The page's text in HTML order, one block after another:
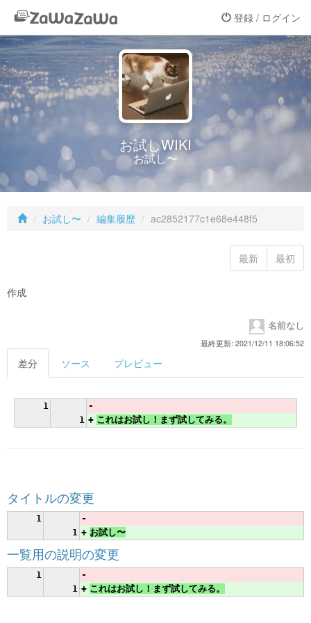
登録 / ログイン
お試しWIKI
お試し〜
お試し〜 編集履歴 ac2852177c1e68e448f5
最新 最初
作成
名前なし
最終更新: 2021/12/11 18:06:52
差分 ソース プレビュー
1
-
1 + これはお試し！まず試してみる。
タイトルの変更
1
-
1 + お試し〜
一覧用の説明の変更
1
-
1 + これはお試し！まず試してみる。